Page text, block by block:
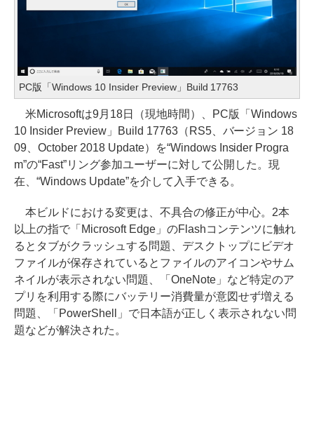
PC版「Windows 10 Insider Preview」Build 17763
米Microsoftは9月18日（現地時間）、PC版「Windows
10 Insider Preview」Build 17763（RS5、バージョン 18
09、October 2018 Update）を“Windows Insider Progra
m”の“Fast”リング参加ユーザーに対して公開した。現
在、“Windows Update”を介して入手できる。
本ビルドにおける変更は、不具合の修正が中心。2本
以上の指で「Microsoft Edge」のFlashコンテンツに触れ
るとタブがクラッシュする問題、デスクトップにビデオ
ファイルが保存されているとファイルのアイコンやサム
ネイルが表示されない問題、「OneNote」など特定のア
プリを利用する際にバッテリー消費量が意図せず増える
問題、「PowerShell」で日本語が正しく表示されない問
題などが解決された。